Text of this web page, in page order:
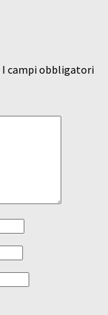
I campi obbligatori